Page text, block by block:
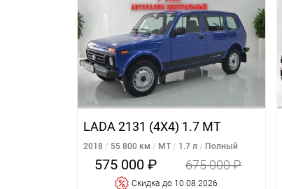
LADA 2131 (4X4) 1.7 MT
2018 55 800 км MT 1.7 л Полный
575 000 ₽ 675 000 ₽
Cкидка до 10.08.2026